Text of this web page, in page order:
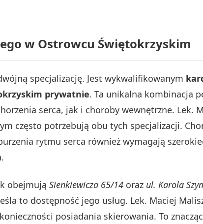
w Ostrowcu Świętokrzyskim
specjalizację. Jest wykwalifikowanym
prywatnie. Ta unikalna kombinacja
serca, jak i choroby wewnętrzne. Lek.
często potrzebują obu tych specjalizacji.
rytmu serca również wymagają
obejmują Sienkiewicza 65/14 oraz ul. Karola
to dostępność jego usług. Lek. Maciej
posiadania skierowania. To